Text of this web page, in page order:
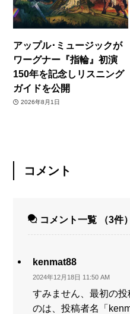
アップル･ミュージックが
ワーグナー『指輪』初演
150年を記念しリスニング
ガイドを公開
2026年8月1日
コメント
コメント一覧 （3件）
kenmat88
2024年12月18日 11:50 AM
すみません、最初の
のは、投稿者名「